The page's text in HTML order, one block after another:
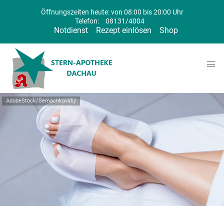
Öffnungszeiten heute: von 08:00 bis 20:00 Uhr
Telefon:
08131/4004
Notdienst Rezept einlösen Shop
AdobeStock/Semachkovsky